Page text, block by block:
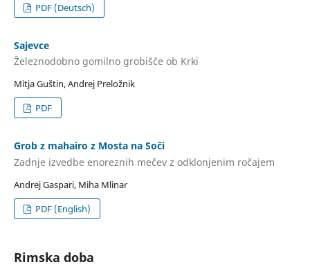
PDF (Deutsch)
Sajevce
Železnodobno gomilno grobišče ob Krki
Mitja Guštin, Andrej Preložnik
PDF
Grob z mahairo z Mosta na Soči
Zadnje izvedbe enoreznih mečev z odklonjenim ročajem
Andrej Gaspari, Miha Mlinar
PDF (English)
Rimska doba